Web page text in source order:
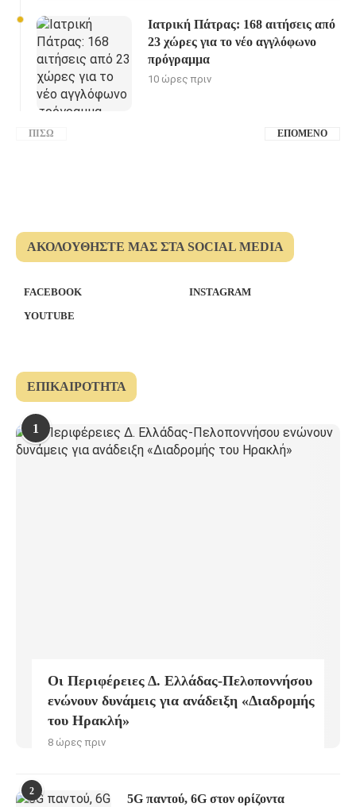
Ιατρική Πάτρας: 168 αιτήσεις από
23 χώρες για το νέο αγγλόφωνο
πρόγραμμα
10 ώρες πριν
ΠΊΣΩ ΕΠΌΜΕΝΟ
ΑΚΟΛΟΥΘΉΣΤΕ ΜΑΣ ΣΤΑ SOCIAL MEDIA
FACEBOOK
INSTAGRAM
YOUTUBE
ΕΠΙΚΑΙΡΌΤΗΤΑ
1
Οι Περιφέρειες Δ. Ελλάδας-Πελοποννήσου
ενώνουν δυνάμεις για ανάδειξη «Διαδρομής
του Ηρακλή»
8 ώρες πριν
2
5G παντού, 6G στον ορίζοντα